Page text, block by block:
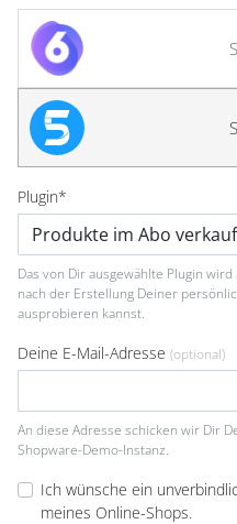
Plugin*
Das von Dir ausgewählte Plugin
nach der Erstellung Deiner
ausprobieren kannst.
Deine E-Mail-Adresse (optional)
An diese Adresse schicken wir Dir
Shopware-Demo-Instanz.
Ich wünsche ein
meines Online-Shops.